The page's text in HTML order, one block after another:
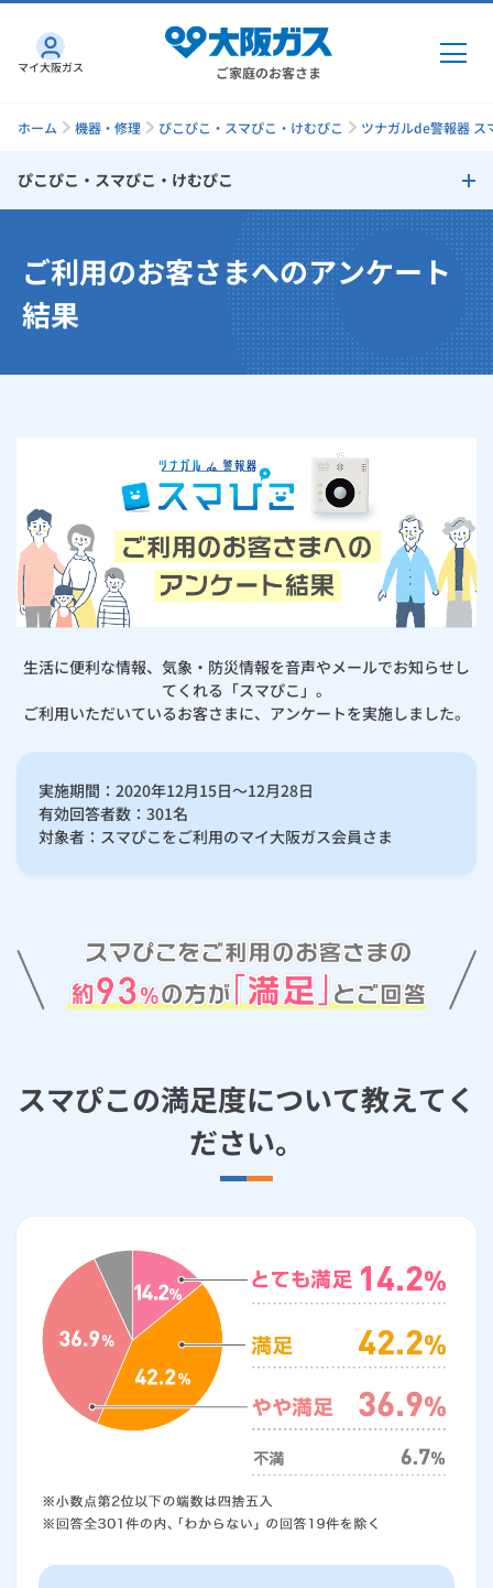
ご家庭のお客さま
ガス・電気 トップ
GAS得プラン
一般料金
「大阪ガスの都市ガス」への切り替えについて
「大阪ガスの電気」が選ばれる理由
電気料金メニュー
太陽光発電余剰電力買取サービス
まとめプラン紹介
ガスと電気の使用開始 の申込
ガスと電気の 使用中止の申込
インターネット
工事・開通までの流れ
通信速度測定
まとめプラン紹介
キッチン
ガスコンロ
ガス炊飯器
ガスオーブン
食器洗い乾燥機
バス・洗面
ガス給湯器
ガス温水浴室暖房乾燥機
乾太くん
リビング・空調
ガスファンヒーター
取替用ガスコンセント
ガス栓の増設 プラスライン
ルームエアコン
発電・省エネ
太陽光発電
スマイルーフ
エコキュート
ぴこぴこ・スマぴこ・けむぴこ
修理
故障診断
エラーコード診断
取扱説明書を探す
定額サービス
らく得リース
らく得保証
機器・修理お申込み
くらしのサービストップ
リフォーム・リノベーション
リフォーム・リノベーショントップ
住ミカタ・リフォーム
リノベーション「マイリノ」
安心・安全
住ミカタ・サービス
ホームセキュリティ
みるぴこ
便利・おトク
スマイLINK
FitDish
めちゃとクーポン
関西おでかけ納税
お手続き・サポート
お手続き一覧
お客さまサポート
お問い合わせ
ショールーム Daigasコラム
マイ大阪ガス
ホーム 機器・修理 ぴこぴこ・スマぴこ・けむぴこ ツナガルde警報器 ス
ぴこぴこ・スマぴこ・けむぴこ
ツナガルde警報器 スマぴこ紹介ムービー集
ご利用のお客さまへのアンケート結果
ご利用のお客さまへのアンケート
結果
生活に便利な情報、気象・防災情報を音声やメールでお知らせし
てくれる「スマぴこ」。
ご利用いただいているお客さまに、アンケートを実施しました。
実施期間：2020年12月15日～12月28日
有効回答者数：301名
対象者：スマぴこをご利用のマイ大阪ガス会員さま
スマぴこの満足度について教えてく
ださい。